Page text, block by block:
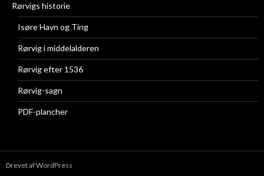
Rørvigs historie
Isøre Havn og Ting
Rørvig i middelalderen
Rørvig efter 1536
Rørvig-sagn
PDF-plancher
Drevet af WordPress